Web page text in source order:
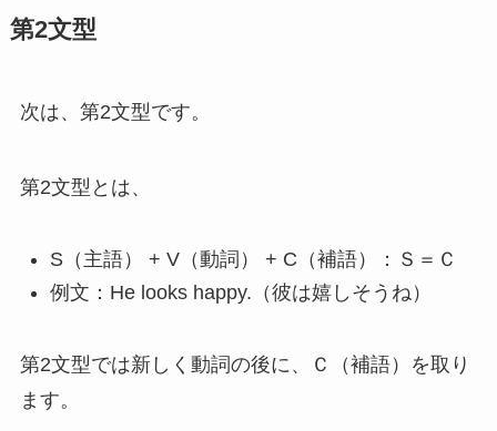
第2文型
次は、第2文型です。
第2文型とは、
S（主語） + V（動詞） + C（補語）：Ｓ＝Ｃ
例文：He looks happy.（彼は嬉しそうね）
第2文型では新しく動詞の後に、Ｃ（補語）を取り
ます。